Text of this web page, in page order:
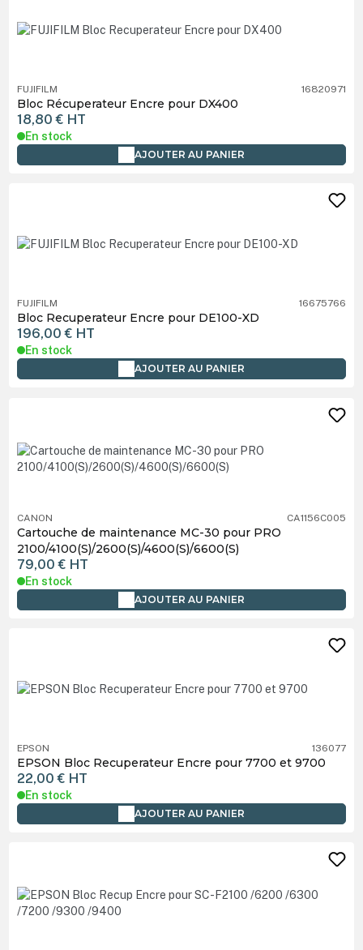
FUJIFILM 16820971
Bloc Récuperateur Encre pour DX400
18,80 € HT
En stock
AJOUTER AU PANIER
FUJIFILM 16675766
Bloc Recuperateur Encre pour DE100-XD
196,00 € HT
En stock
AJOUTER AU PANIER
CANON CA1156C005
Cartouche de maintenance MC-30 pour PRO
2100/4100(S)/2600(S)/4600(S)/6600(S)
79,00 € HT
En stock
AJOUTER AU PANIER
EPSON 136077
EPSON Bloc Recuperateur Encre pour 7700 et 9700
22,00 € HT
En stock
AJOUTER AU PANIER